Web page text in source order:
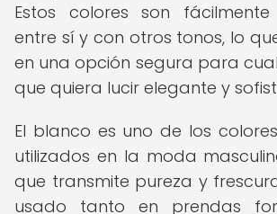
Estos colores son fácilmente
entre sí y con otros tonos, lo
en una opción segura para
que quiera lucir elegante y
El blanco es uno de los
utilizados en la moda
que transmite pureza y
usado tanto en prendas